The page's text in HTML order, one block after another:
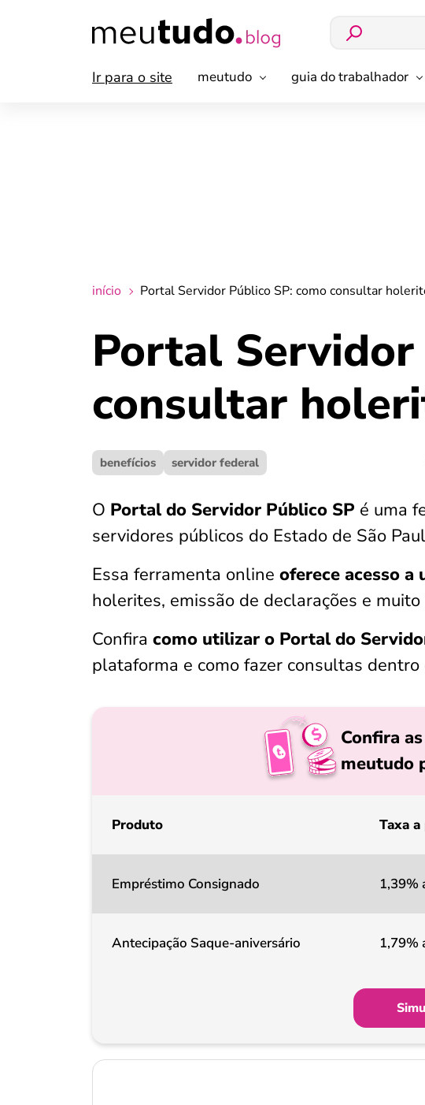
Ir para o site meutudo guia do trabalhador
início Portal Servidor Público SP: como consultar
Portal Servidor
consultar
benefícios servidor federal
O Portal do Servidor Público SP é uma
servidores públicos do Estado de São
Essa ferramenta online oferece acesso a
holerites, emissão de declarações e
Confira como utilizar o Portal do
plataforma e como fazer consultas
Confira
meutudo
Produto Taxa
Empréstimo Consignado 1,39%
Antecipação Saque-aniversário 1,79%